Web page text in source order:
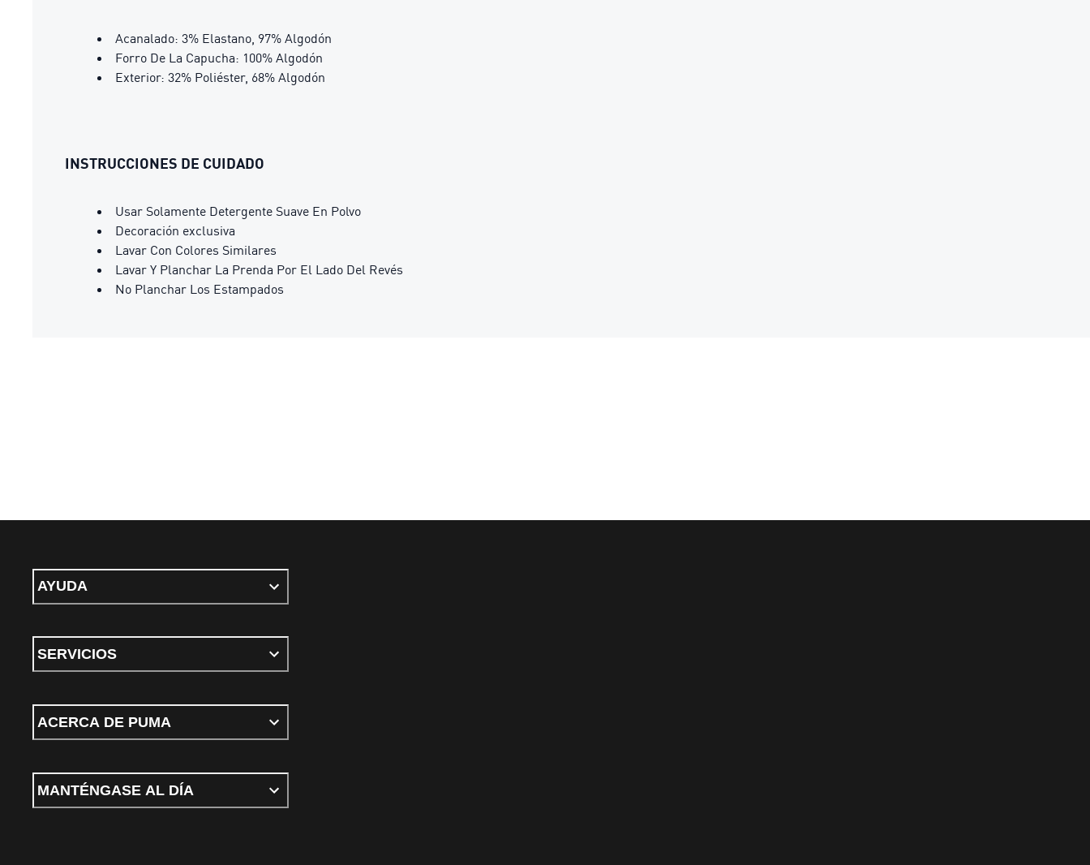
Acanalado: 3% Elastano, 97% Algodón
Forro De La Capucha: 100% Algodón
Exterior: 32% Poliéster, 68% Algodón
INSTRUCCIONES DE CUIDADO
Usar Solamente Detergente Suave En Polvo
Decoración exclusiva
Lavar Con Colores Similares
Lavar Y Planchar La Prenda Por El Lado Del Revés
No Planchar Los Estampados
AYUDA
SERVICIOS
ACERCA DE PUMA
MANTÉNGASE AL DÍA